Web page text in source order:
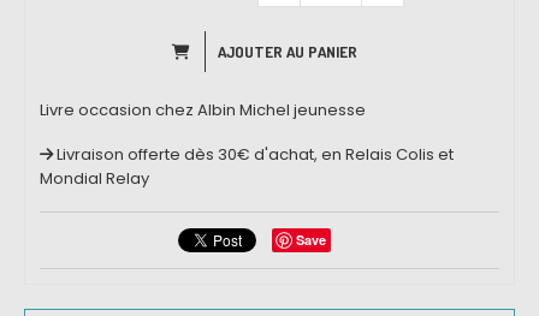
AJOUTER AU PANIER
Livre occasion chez Albin Michel jeunesse
Livraison offerte dès 30€ d'achat, en Relais Colis et
Mondial Relay
Save